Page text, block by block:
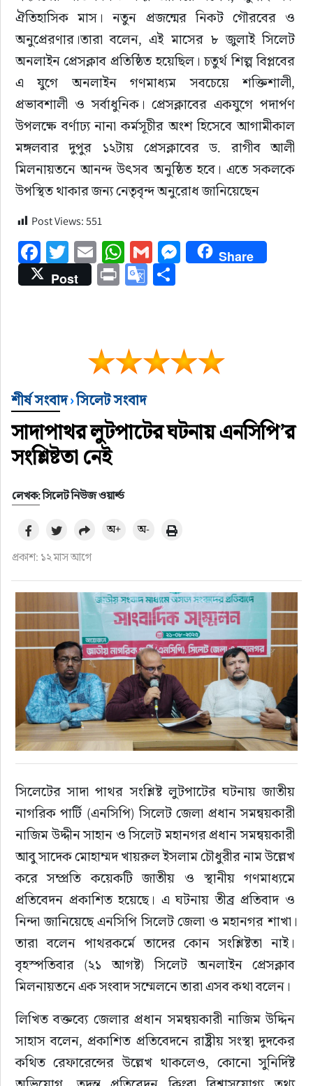
ঐতিহাসিক মাস। নতুন প্রজন্মের নিকট গৌরবের ও
অনুপ্রেরণার।তারা বলেন, এই মাসের ৮ জুলাই সিলেট
অনলাইন প্রেসক্লাব প্রতিষ্ঠিত হয়েছিল। চতুর্থ শিল্প বিপ্লবের
এ যুগে অনলাইন গণমাধ্যম সবচেয়ে শক্তিশালী,
প্রভাবশালী ও সর্বাধুনিক। প্রেসক্লাবের একযুগে পদার্পণ
উপলক্ষে বর্ণাঢ্য নানা কর্মসূচীর অংশ হিসেবে আগামীকাল
মঙ্গলবার দুপুর ১২টায় প্রেসক্লাবের ড. রাগীব আলী
মিলনায়তনে আনন্দ উৎসব অনুষ্ঠিত হবে। এতে সকলকে
উপস্থিত থাকার জন্য নেতৃবৃন্দ অনুরোধ জানিয়েছেন
Post Views:551
Facebook
Twitter
EmailWhatsApp
GmailMessenger
Share
Post
PrintGoogle
Share
শীর্ষ সংবাদ›সিলেট সংবাদ
সাদাপাথর লুটপাটের ঘটনায় এনসিপি’র
সংশ্লিষ্টতা নেই
লেখক: সিলেট নিউজ ওয়ার্ল্ড
প্রকাশ: ১২ মাস আগে
অ+ অ-
সিলেটের সাদা পাথর সংশ্লিষ্ট লুটপাটের ঘটনায় জাতীয়
নাগরিক পার্টি (এনসিপি) সিলেট জেলা প্রধান সমন্বয়কারী
নাজিম উদ্দীন সাহান ও সিলেট মহানগর প্রধান সমন্বয়কারী
আবু সাদেক মোহাম্মদ খায়রুল ইসলাম চৌধুরীর নাম উল্লেখ
করে সম্প্রতি কয়েকটি জাতীয় ও স্থানীয় গণমাধ্যমে
প্রতিবেদন প্রকাশিত হয়েছে। এ ঘটনায় তীব্র প্রতিবাদ ও
নিন্দা জানিয়েছে এনসিপি সিলেট জেলা ও মহানগর শাখা।
তারা বলেন পাথরকর্মে তাদের কোন সংশ্লিষ্টতা নাই।
বৃহস্পতিবার (২১ আগষ্ট) সিলেট অনলাইন প্রেসক্লাব
মিলনায়তনে এক সংবাদ সম্মেলনে তারা এসব কথা বলেন।
লিখিত বক্তব্যে জেলার প্রধান সমন্বয়কারী নাজিম উদ্দিন
সাহাস বলেন, প্রকাশিত প্রতিবেদনে রাষ্ট্রীয় সংস্থা দুদকের
কথিত রেফারেন্সের উল্লেখ থাকলেও, কোনো সুনির্দিষ্ট